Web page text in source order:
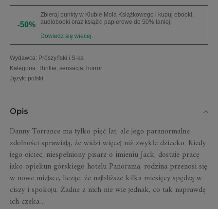
-50%
Zbieraj punkty w Klubie Mola Książkowego i kupuj ebooki,
audiobooki oraz książki papierowe do 50% taniej.
Dowiedz się więcej.
Wydawca: Prószyński i S-ka
Kategoria: Thriller, sensacja, horror
Język: polski
Opis
Danny Torrance ma tylko pięć lat, ale jego paranormalne
zdolności sprawiają, że widzi więcej niż zwykłe dziecko. Kiedy
jego ojciec, niespełniony pisarz o imieniu Jack, dostaje pracę
jako opiekun górskiego hotelu Panorama, rodzina przenosi się
w nowe miejsce, licząc, że najbliższe kilka miesięcy spędzą w
ciszy i spokoju. Żadne z nich nie wie jednak, co tak naprawdę
ich czeka…